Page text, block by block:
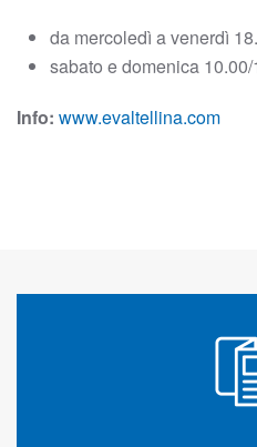
da mercoledì a venerdì
sabato e domenica
Info: www.evaltellina.com